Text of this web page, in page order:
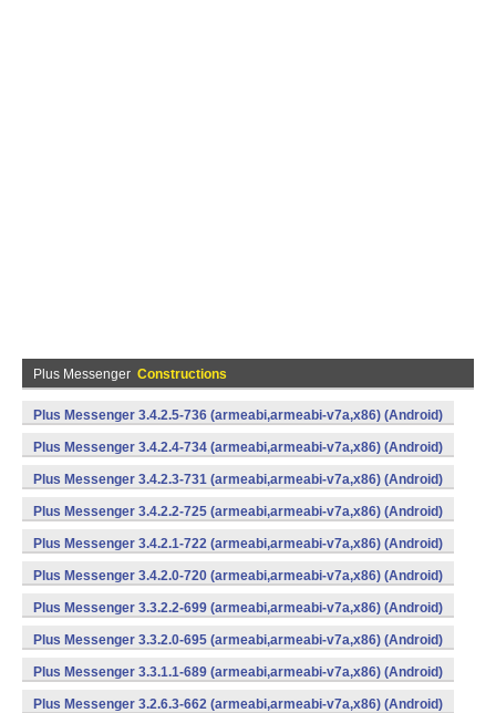
Plus Messenger Constructions
Plus Messenger 3.4.2.5-736 (armeabi,armeabi-v7a,x86) (Android)
Plus Messenger 3.4.2.4-734 (armeabi,armeabi-v7a,x86) (Android)
Plus Messenger 3.4.2.3-731 (armeabi,armeabi-v7a,x86) (Android)
Plus Messenger 3.4.2.2-725 (armeabi,armeabi-v7a,x86) (Android)
Plus Messenger 3.4.2.1-722 (armeabi,armeabi-v7a,x86) (Android)
Plus Messenger 3.4.2.0-720 (armeabi,armeabi-v7a,x86) (Android)
Plus Messenger 3.3.2.2-699 (armeabi,armeabi-v7a,x86) (Android)
Plus Messenger 3.3.2.0-695 (armeabi,armeabi-v7a,x86) (Android)
Plus Messenger 3.3.1.1-689 (armeabi,armeabi-v7a,x86) (Android)
Plus Messenger 3.2.6.3-662 (armeabi,armeabi-v7a,x86) (Android)